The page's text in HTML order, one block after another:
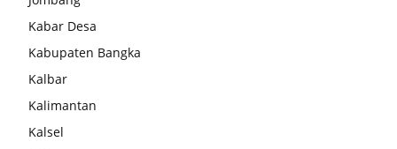
Kabar Desa
Kabupaten Bangka
Kalbar
Kalimantan
Kalsel